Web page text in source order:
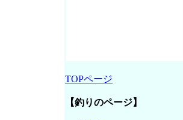
TOPページ
【釣りのページ】